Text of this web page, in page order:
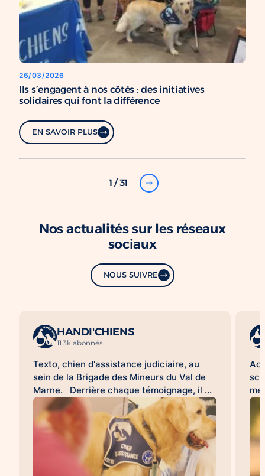
26/03/2026
Ils s’engagent à nos côtés : des initiatives
solidaires qui font la différence
EN SAVOIR PLUS
1 / 31
Nos actualités sur les réseaux
sociaux
NOUS SUIVRE
HANDI'CHIENS
11.3k abonnés
Texto, chien d'assistance judiciaire, au
sein de la Brigade des Mineurs du Val de
Marne. Derrière chaque témoignage, il y
a une histoire difficile à raconter. Pour de
nombreuses victimes, franchir la porte
d'un commissariat ou d'un tribunal, revivre
les faits lors d'une audition ou d'une
expertise peut être une épreuve. À leurs
côtés, les chiens d'assistance judiciaire